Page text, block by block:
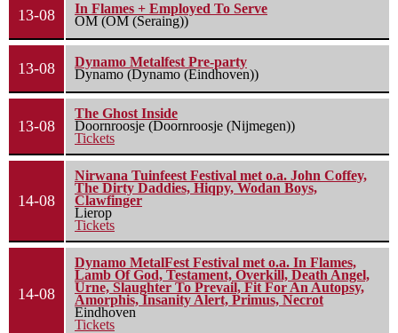
13-08
In Flames + Employed To Serve
OM (OM (Seraing))
13-08
Dynamo Metalfest Pre-party
Dynamo (Dynamo (Eindhoven))
13-08
The Ghost Inside
Doornroosje (Doornroosje (Nijmegen))
Tickets
14-08
Nirwana Tuinfeest Festival met o.a. John Coffey,
The Dirty Daddies, Hiqpy, Wodan Boys,
Clawfinger
Lierop
Tickets
14-08
Dynamo MetalFest Festival met o.a. In Flames,
Lamb Of God, Testament, Overkill, Death Angel,
Urne, Slaughter To Prevail, Fit For An Autopsy,
Amorphis, Insanity Alert, Primus, Necrot
Eindhoven
Tickets